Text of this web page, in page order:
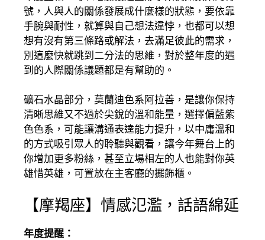
號，人與人的關係發展成什麼樣的狀態，要依靠
手腕與耐性，就算與自己想法違悖，也都可以想
想有沒有第三條路或解法，去滿足彼此的需求，
別這麼快就跳到二分法的思維，對於整年度的遇
到的人際關係議題都是有幫助的。
礦石水晶部分，莫蘭迪色系阿拉善，是讓你保持
清晰思維又不過於尖銳的溫和能量，選擇偏藍紫
色色系，可能讓溝通表達能力提升，以中庸溫和
的方式吸引眾人的聆聽與觀看，讓今年舞台上的
你增加更多粉絲，甚至立場相左的人也能對你英
雄惜英雄，可置放在主客廳的擺飾櫃。
【摩羯座】情感氾濫，話語綿延
年度提醒：